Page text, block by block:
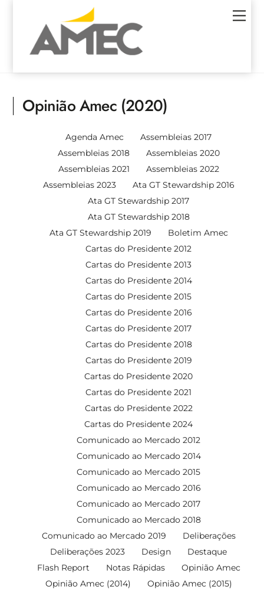
Opinião Amec (2020)
Agenda Amec
Assembleias 2017
Assembleias 2018
Assembleias 2020
Assembleias 2021
Assembleias 2022
Assembleias 2023
Ata GT Stewardship 2016
Ata GT Stewardship 2017
Ata GT Stewardship 2018
Ata GT Stewardship 2019
Boletim Amec
Cartas do Presidente 2012
Cartas do Presidente 2013
Cartas do Presidente 2014
Cartas do Presidente 2015
Cartas do Presidente 2016
Cartas do Presidente 2017
Cartas do Presidente 2018
Cartas do Presidente 2019
Cartas do Presidente 2020
Cartas do Presidente 2021
Cartas do Presidente 2022
Cartas do Presidente 2024
Comunicado ao Mercado 2012
Comunicado ao Mercado 2014
Comunicado ao Mercado 2015
Comunicado ao Mercado 2016
Comunicado ao Mercado 2017
Comunicado ao Mercado 2018
Comunicado ao Mercado 2019
Deliberações
Deliberações 2023
Design
Destaque
Flash Report
Notas Rápidas
Opinião Amec
Opinião Amec (2014)
Opinião Amec (2015)